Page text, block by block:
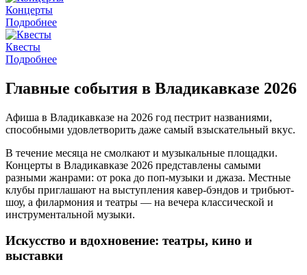
Концерты
Подробнее
Квесты
Подробнее
Главные события в Владикавказе 2026
Афиша в Владикавказе на 2026 год пестрит названиями,
способными удовлетворить даже самый взыскательный вкус.
В течение месяца не смолкают и музыкальные площадки.
Концерты в Владикавказе 2026 представлены самыми
разными жанрами: от рока до поп-музыки и джаза. Местные
клубы приглашают на выступления кавер-бэндов и трибьют-
шоу, а филармония и театры — на вечера классической и
инструментальной музыки.
Искусство и вдохновение: театры, кино и
выставки